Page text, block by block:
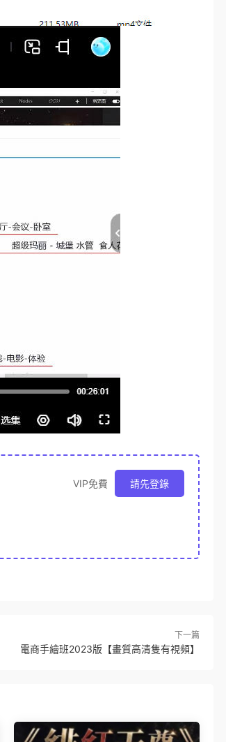
VIP免費 請先登錄
下一篇
電商手繪班2023版【畫質高清隻有視頻】